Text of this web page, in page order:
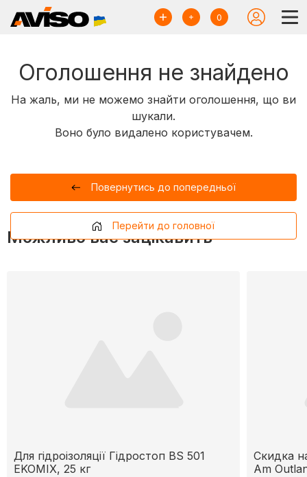
0
Оголошення не знайдено
На жаль, ми не можемо знайти оголошення, що ви
шукали.
Воно було видалено користувачем.
Повернутись до попередньої
Перейти до головної
Можливо вас зацікавить
Для гідроізоляції Гідростоп BS 501
EKOMIX, 25 кг
Скидка
Am